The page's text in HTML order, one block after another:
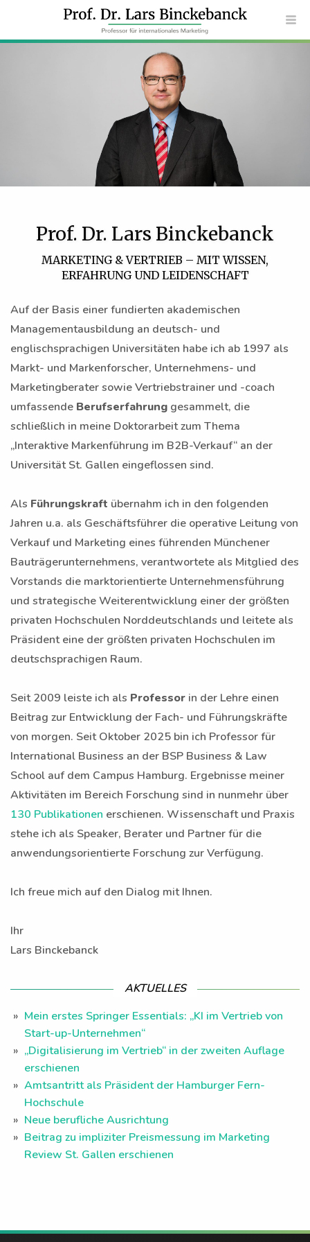
Prof. Dr. Lars Binckebanck
MARKETING & VERTRIEB – MIT WISSEN,
ERFAHRUNG UND LEIDENSCHAFT
Auf der Basis einer fundierten akademischen
Managementausbildung an deutsch- und
englischsprachigen Universitäten habe ich ab 1997 als
Markt- und Markenforscher, Unternehmens- und
Marketingberater sowie Vertriebstrainer und -coach
umfassende Berufserfahrung gesammelt, die
schließlich in meine Doktorarbeit zum Thema
„Interaktive Markenführung im B2B-Verkauf“ an der
Universität St. Gallen eingeflossen sind.
Als Führungskraft übernahm ich in den folgenden
Jahren u.a. als Geschäftsführer die operative Leitung von
Verkauf und Marketing eines führenden Münchener
Bauträgerunternehmens, verantwortete als Mitglied des
Vorstands die marktorientierte Unternehmensführung
und strategische Weiterentwicklung einer der größten
privaten Hochschulen Norddeutschlands und leitete als
Präsident eine der größten privaten Hochschulen im
deutschsprachigen Raum.
Seit 2009 leiste ich als Professor in der Lehre einen
Beitrag zur Entwicklung der Fach- und Führungskräfte
von morgen. Seit Oktober 2025 bin ich Professor für
International Business an der BSP Business & Law
School auf dem Campus Hamburg. Ergebnisse meiner
Aktivitäten im Bereich Forschung sind in nunmehr über
130 Publikationen erschienen. Wissenschaft und Praxis
stehe ich als Speaker, Berater und Partner für die
anwendungsorientierte Forschung zur Verfügung.
Ich freue mich auf den Dialog mit Ihnen.
Ihr
Lars Binckebanck
AKTUELLES
Mein erstes Springer Essentials: „KI im Vertrieb von
Start-up-Unternehmen“
„Digitalisierung im Vertrieb“ in der zweiten Auflage
erschienen
Amtsantritt als Präsident der Hamburger Fern-
Hochschule
Neue berufliche Ausrichtung
Beitrag zu impliziter Preismessung im Marketing
Review St. Gallen erschienen